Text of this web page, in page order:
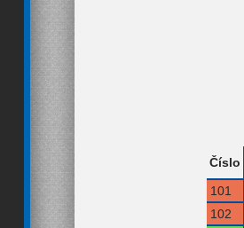
Číslo
101
102